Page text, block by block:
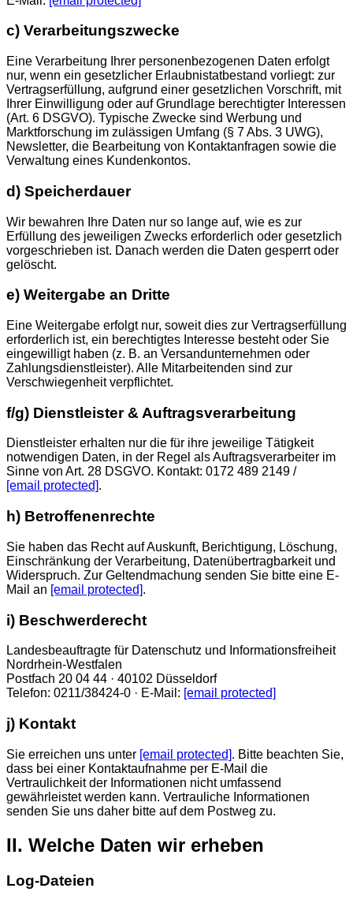
c) Verarbeitungszwecke
Eine Verarbeitung Ihrer personenbezogenen Daten erfolgt
nur, wenn ein gesetzlicher Erlaubnistatbestand vorliegt: zur
Vertragserfüllung, aufgrund einer gesetzlichen Vorschrift, mit
Ihrer Einwilligung oder auf Grundlage berechtigter Interessen
(Art. 6 DSGVO). Typische Zwecke sind Werbung und
Marktforschung im zulässigen Umfang (§ 7 Abs. 3 UWG),
Newsletter, die Bearbeitung von Kontaktanfragen sowie die
Verwaltung eines Kundenkontos.
d) Speicherdauer
Wir bewahren Ihre Daten nur so lange auf, wie es zur
Erfüllung des jeweiligen Zwecks erforderlich oder gesetzlich
vorgeschrieben ist. Danach werden die Daten gesperrt oder
gelöscht.
e) Weitergabe an Dritte
Eine Weitergabe erfolgt nur, soweit dies zur Vertragserfüllung
erforderlich ist, ein berechtigtes Interesse besteht oder Sie
eingewilligt haben (z. B. an Versandunternehmen oder
Zahlungsdienstleister). Alle Mitarbeitenden sind zur
Verschwiegenheit verpflichtet.
f/g) Dienstleister & Auftragsverarbeitung
Dienstleister erhalten nur die für ihre jeweilige Tätigkeit
notwendigen Daten, in der Regel als Auftragsverarbeiter im
Sinne von Art. 28 DSGVO. Kontakt: 0172 489 2149 /
[email protected].
h) Betroffenenrechte
Sie haben das Recht auf Auskunft, Berichtigung, Löschung,
Einschränkung der Verarbeitung, Datenübertragbarkeit und
Widerspruch. Zur Geltendmachung senden Sie bitte eine E-
Mail an [email protected].
i) Beschwerderecht
Landesbeauftragte für Datenschutz und Informationsfreiheit
Nordrhein-Westfalen
Postfach 20 04 44 · 40102 Düsseldorf
Telefon: 0211/38424-0 · E-Mail: [email protected]
j) Kontakt
Sie erreichen uns unter [email protected]. Bitte beachten Sie,
dass bei einer Kontaktaufnahme per E-Mail die
Vertraulichkeit der Informationen nicht umfassend
gewährleistet werden kann. Vertrauliche Informationen
senden Sie uns daher bitte auf dem Postweg zu.
II. Welche Daten wir erheben
Log-Dateien